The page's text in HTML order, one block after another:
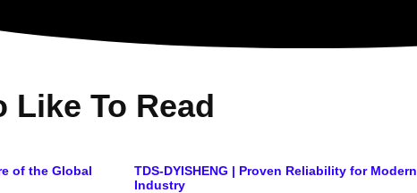
Like To Read
of the Global
TDS-DYISHENG | Proven Reliability for Modern
Industry